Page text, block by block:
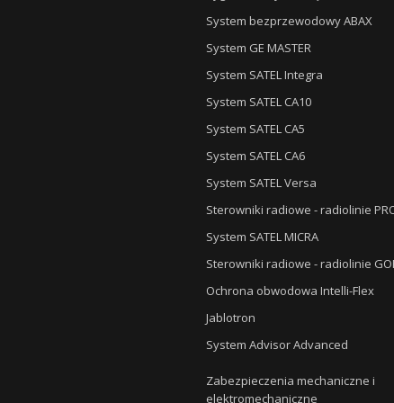
System bezprzewodowy ABAX
System GE MASTER
System SATEL Integra
System SATEL CA10
System SATEL CA5
System SATEL CA6
System SATEL Versa
Sterowniki radiowe - radiolinie
System SATEL MICRA
Sterowniki radiowe - radiolinie
Ochrona obwodowa Intelli-Flex
Jablotron
System Advisor Advanced
Zabezpieczenia mechaniczne i
elektromechaniczne